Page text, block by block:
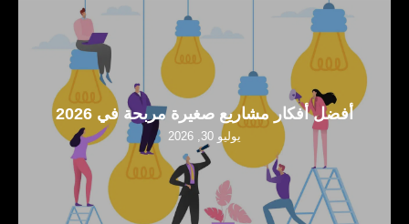
أفضل أفكار مشاريع صغيرة مربحة في 2026
يوليو 30, 2026